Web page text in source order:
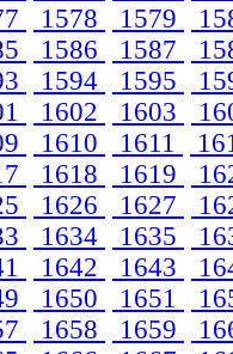
1578 1579
1586 1587
1594 1595
1602 1603
1610 1611
1618 1619
1626 1627
1634 1635
1642 1643
1650 1651
1658 1659